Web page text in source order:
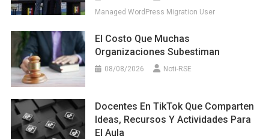
Managed WordPress Migration User
El Costo Que Muchas
Organizaciones Subestiman
08/08/2026 Noti-RSE
Docentes En TikTok Que Comparten
Ideas, Recursos Y Actividades Para
El Aula